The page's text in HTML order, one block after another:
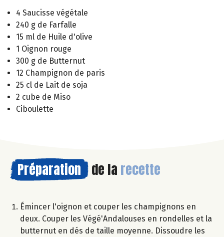
4 Saucisse végétale
240 g de Farfalle
15 ml de Huile d'olive
1 Oignon rouge
300 g de Butternut
12 Champignon de paris
25 cl de Lait de soja
2 cube de Miso
Ciboulette
Préparation de la recette
Émincer l'oignon et couper les champignons en
deux. Couper les Végé'Andalouses en rondelles et la
butternut en dés de taille moyenne. Dissoudre les